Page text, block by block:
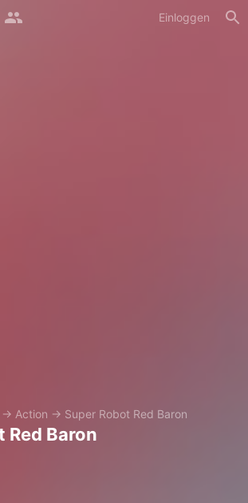
Einloggen
→ Action → Super Robot Red Baron
Red Baron